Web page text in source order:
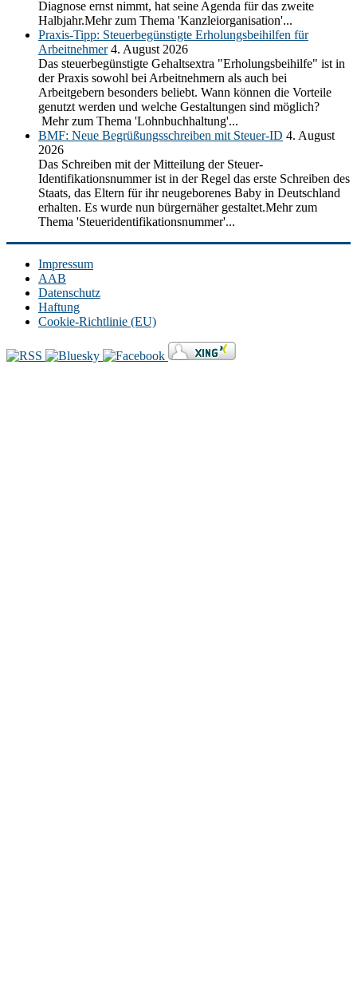
Diagnose ernst nimmt, hat seine Agenda für das zweite
Halbjahr.Mehr zum Thema 'Kanzleiorganisation'...
Praxis-Tipp: Steuerbegünstigte Erholungsbeihilfen für
Arbeitnehmer 4. August 2026
Das steuerbegünstigte Gehaltsextra "Erholungsbeihilfe" ist in
der Praxis sowohl bei Arbeitnehmern als auch bei
Arbeitgebern besonders beliebt. Wann können die Vorteile
genutzt werden und welche Gestaltungen sind möglich?
Mehr zum Thema 'Lohnbuchhaltung'...
BMF: Neue Begrüßungsschreiben mit Steuer-ID 4. August
2026
Das Schreiben mit der Mitteilung der Steuer-
Identifikationsnummer ist in der Regel das erste Schreiben des
Staats, das Eltern für ihr neugeborenes Baby in Deutschland
erhalten. Es wurde nun bürgernäher gestaltet.Mehr zum
Thema 'Steueridentifikationsnummer'...
Impressum
AAB
Datenschutz
Haftung
Cookie-Richtlinie (EU)